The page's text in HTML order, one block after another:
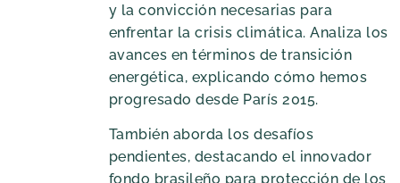
y la convicción necesarias para
enfrentar la crisis climática. Analiza los
avances en términos de transición
energética, explicando cómo hemos
progresado desde París 2015.
También aborda los desafíos
pendientes, destacando el innovador
fondo brasileño para protección de los